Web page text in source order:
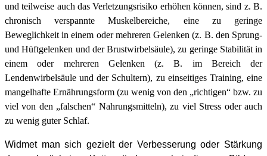
und teilweise auch das Verletzungsrisiko erhöhen können, sind z. B.
chronisch verspannte Muskelbereiche, eine zu geringe
Beweglichkeit in einem oder mehreren Gelenken (z. B. den Sprung-
und Hüftgelenken und der Brustwirbelsäule), zu geringe Stabilität in
einem oder mehreren Gelenken (z. B. im Bereich der
Lendenwirbelsäule und der Schultern), zu einseitiges Training, eine
mangelhafte Ernährungsform (zu wenig von den „richtigen“ bzw. zu
viel von den „falschen“ Nahrungsmitteln), zu viel Stress oder auch
zu wenig guter Schlaf.
Widmet man sich gezielt der Verbesserung oder Stärkung